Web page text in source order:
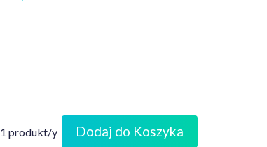
1 produkt/y Dodaj do Koszyka